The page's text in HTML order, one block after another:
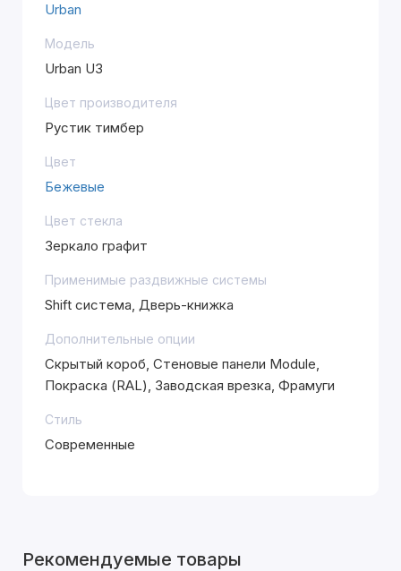
Urban
Модель
Urban U3
Цвет производителя
Рустик тимбер
Цвет
Бежевые
Цвет стекла
Зеркало графит
Применимые раздвижные системы
Shift система, Дверь-книжка
Дополнительные опции
Скрытый короб, Стеновые панели Module,
Покраска (RAL), Заводская врезка, Фрамуги
Стиль
Современные
Рекомендуемые товары